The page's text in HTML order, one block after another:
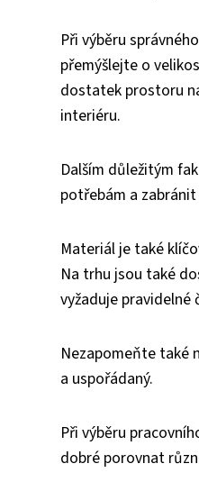
Při výběru
přemýšlejte o
dostatek prostoru
interiéru.
Dalším důležitým
potřebám a
Materiál je také
Na trhu jsou také
vyžaduje pravidelné
Nezapomeňte také
a uspořádaný.
Při výběru
dobré porovnat